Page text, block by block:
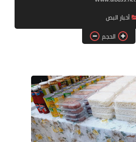
أخبار البص
الحجم